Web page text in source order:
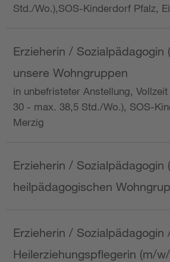
Std./Wo.),SOS-Kinderdorf Pfalz,
Erzieherin / Sozialpädagogin
unsere Wohngruppen
in unbefristeter Anstellung,
30 - max. 38,5 Std./Wo.), SOS-
Merzig
Erzieherin / Sozialpädagogin
heilpädagogischen
Erzieherin / Sozialpädagogin
Heilerziehungspflegerin (m/